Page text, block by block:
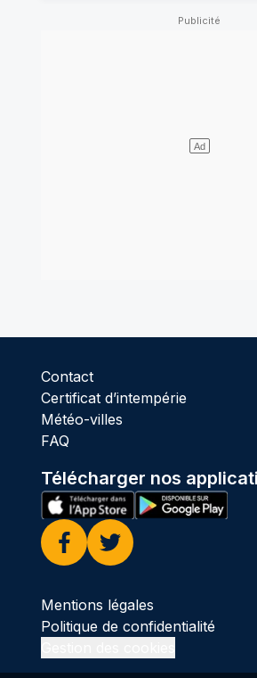
Contact
Certificat d’intempérie
Météo-villes
FAQ
Télécharger nos
Facebook
Twitter
Mentions légales
Politique de confidentialité